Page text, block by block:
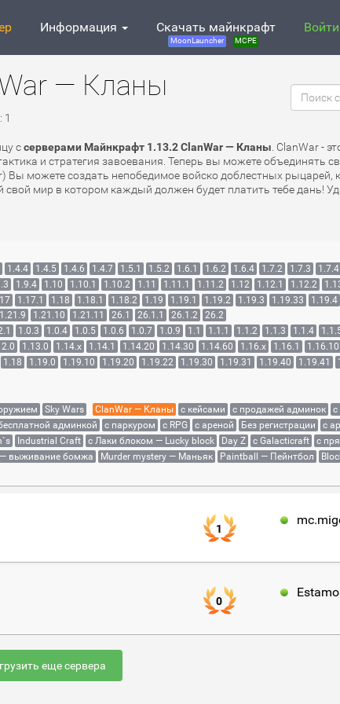
Информация Скачать майнкрафт
MoonLauncher MCPE
Войти
— Кланы
1
ссерверами Майнкрафт 1.13.2 ClanWar — Кланы . ClanWar -
и стратегия завоевания. Теперь вы можете объединять
Вы можете создать непобедимое войско доблестных рыцарей,
мир в котором каждый должен будет платить тебе дань!
1.4.4 1.4.5 1.4.6 1.4.7 1.5.1 1.5.2 1.6.1 1.6.2 1.6.4 1.7.2 1.7.3 1.7.4
1.9.4 1.10 1.10.1 1.10.2 1.11 1.11.1 1.11.2 1.12 1.12.1 1.12.2
1.17.1 1.18 1.18.1 1.18.2 1.19 1.19.1 1.19.2 1.19.3 1.19.33 1.19.4
1.21.9 1.21.10 1.21.11 26.1 26.1.1 26.1.2 26.2
1.0.3 1.0.4 1.0.5 1.0.6 1.0.7 1.0.9 1.1 1.1.1 1.1.2 1.1.3 1.1.4
1.13.0 1.14.x 1.14.1 1.14.20 1.14.30 1.14.60 1.16.x 1.16.1 1.16.10
1.18 1.19.0 1.19.10 1.19.20 1.19.22 1.19.30 1.19.31 1.19.40 1.19.41
Sky Wars ClanWar — Кланы с кейсами с продажей админок
админкой с паркуром с RPG с ареной Без регистрации с
Industrial Craft с Лаки блоком — Lucky block Day Z с Galacticraft с
выживание бомжа Murder mystery — Маньяк Paintball — Пейнтбол
1
0
еще сервера